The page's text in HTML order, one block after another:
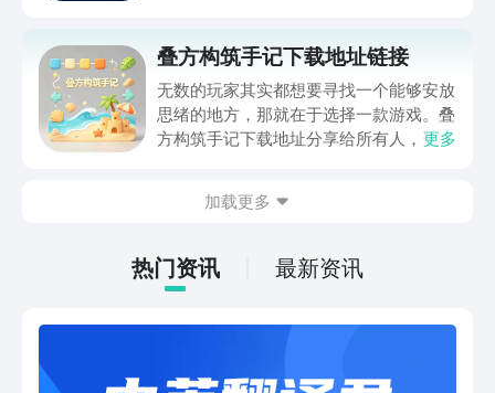
关链接，在最近这款游戏的热度非常之
高，无论是先进前卫的背景设定，还是紧
张有趣的战斗玩法，都吸引着不少同学的
关注，你是否也想要提前进行预约，方便
叠方构筑手记下载地址链接
无数的玩家其实都想要寻找一个能够安放
思绪的地方，那就在于选择一款游戏。叠
方构筑手记下载地址分享给所有人，这一
情。如果大家想要下载这款游戏，其实方
下游戏的主要乐趣吧。
更多
加载更多
热门资讯 最新资讯